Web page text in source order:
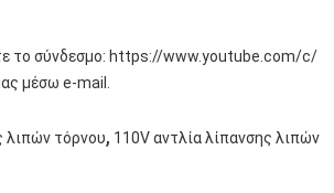
το σύνδεσμο: https://www.youtube.com/c/
μέσω e-mail.
λιπών τόρνου, 110V αντλία λίπανσης λιπών